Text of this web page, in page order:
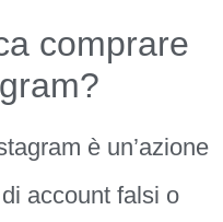
comprare
è un’azione
account falsi o